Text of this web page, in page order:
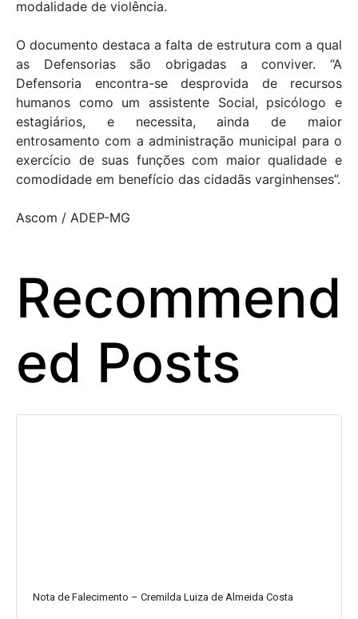
modalidade de violência.
O documento destaca a falta de estrutura com a qual
as Defensorias são obrigadas a conviver. “A
Defensoria encontra-se desprovida de recursos
humanos como um assistente Social, psicólogo e
estagiários, e necessita, ainda de maior
entrosamento com a administração municipal para o
exercício de suas funções com maior qualidade e
comodidade em benefício das cidadãs varginhenses”.
Ascom / ADEP-MG
Recommend
ed Posts
Nota de Falecimento – Cremilda Luiza de Almeida Costa